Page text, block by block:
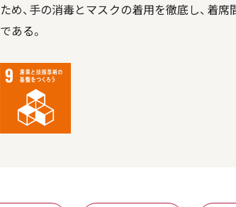
ため、手の消毒とマスクの着用を徹底し、着
である。